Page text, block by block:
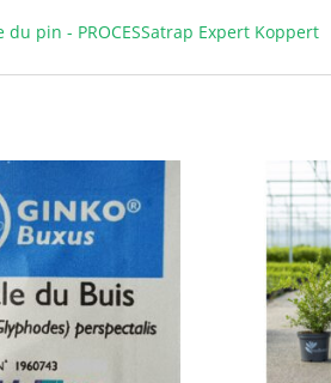
pin - PROCESSatrap Expert Koppert